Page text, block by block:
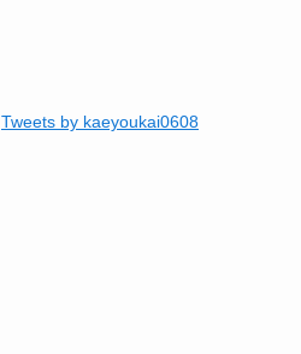
Tweets by kaeyoukai0608